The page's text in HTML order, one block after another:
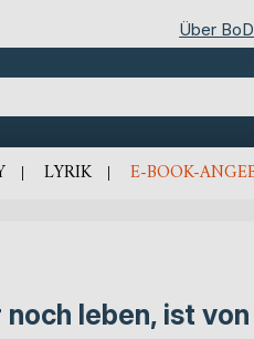
Über BoD
LYRIK E-BOOK-
leben, ist von